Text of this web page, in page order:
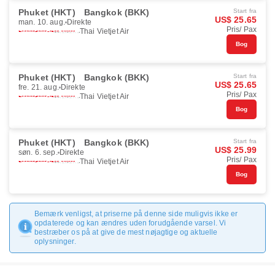
Phuket (HKT) Bangkok (BKK)
man. 10. aug. Direkte
Thai Vietjet Air
Start fra
US$ 25.65
Pris/ Pax
Bog
Phuket (HKT) Bangkok (BKK)
fre. 21. aug. Direkte
Thai Vietjet Air
Start fra
US$ 25.65
Pris/ Pax
Bog
Phuket (HKT) Bangkok (BKK)
søn. 6. sep. Direkte
Thai Vietjet Air
Start fra
US$ 25.99
Pris/ Pax
Bog
Bemærk venligst, at priserne på denne side muligvis ikke er
opdaterede og kan ændres uden forudgående varsel. Vi
bestræber os på at give de mest nøjagtige og aktuelle
oplysninger.